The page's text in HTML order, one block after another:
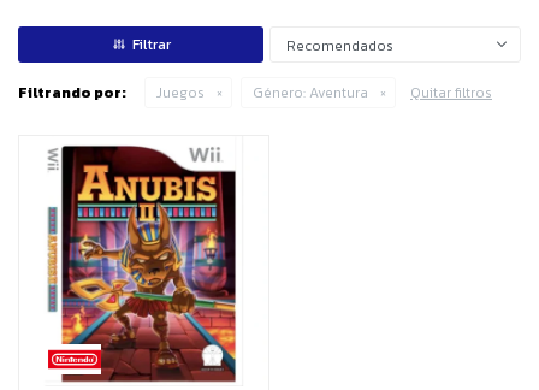
Recomendados
Filtrando por: Juegos Género: Aventura Quitar filtros
Consolas nuevas
Juegos
Accesorios